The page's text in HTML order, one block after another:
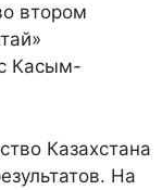
втором
Касым-
Казахстана
На